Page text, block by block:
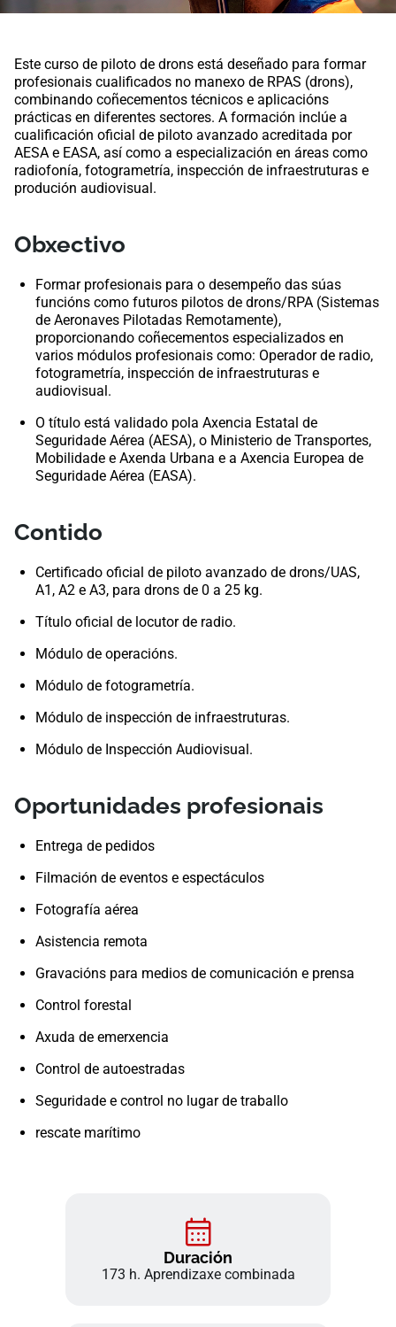
Este curso de piloto de drons está deseñado para formar
profesionais cualificados no manexo de RPAS (drons),
combinando coñecementos técnicos e aplicacións
prácticas en diferentes sectores. A formación inclúe a
cualificación oficial de piloto avanzado acreditada por
AESA e EASA, así como a especialización en áreas como
radiofonía, fotogrametría, inspección de infraestruturas e
produción audiovisual.
Obxectivo
Formar profesionais para o desempeño das súas
funcións como futuros pilotos de drons/RPA (Sistemas
de Aeronaves Pilotadas Remotamente),
proporcionando coñecementos especializados en
varios módulos profesionais como: Operador de radio,
fotogrametría, inspección de infraestruturas e
audiovisual.
O título está validado pola Axencia Estatal de
Seguridade Aérea (AESA), o Ministerio de Transportes,
Mobilidade e Axenda Urbana e a Axencia Europea de
Seguridade Aérea (EASA).
Contido
Certificado oficial de piloto avanzado de drons/UAS,
A1, A2 e A3, para drons de 0 a 25 kg.
Título oficial de locutor de radio.
Módulo de operacións.
Módulo de fotogrametría.
Módulo de inspección de infraestruturas.
Módulo de Inspección Audiovisual.
Oportunidades profesionais
Entrega de pedidos
Filmación de eventos e espectáculos
Fotografía aérea
Asistencia remota
Gravacións para medios de comunicación e prensa
Control forestal
Axuda de emerxencia
Control de autoestradas
Seguridade e control no lugar de traballo
rescate marítimo
Duración
173 h. Aprendizaxe combinada